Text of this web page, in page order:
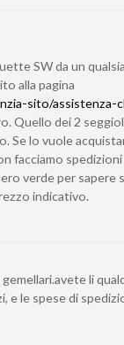
SW da un
alla pagina
sito/assistenza-
Quello dei 2
Se lo vuole
facciamo
verde per sapere
indicativo.
li
e le spese di